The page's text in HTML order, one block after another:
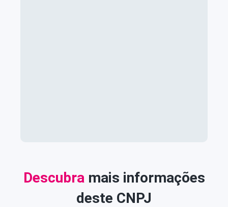
Descubra mais informações
deste CNPJ